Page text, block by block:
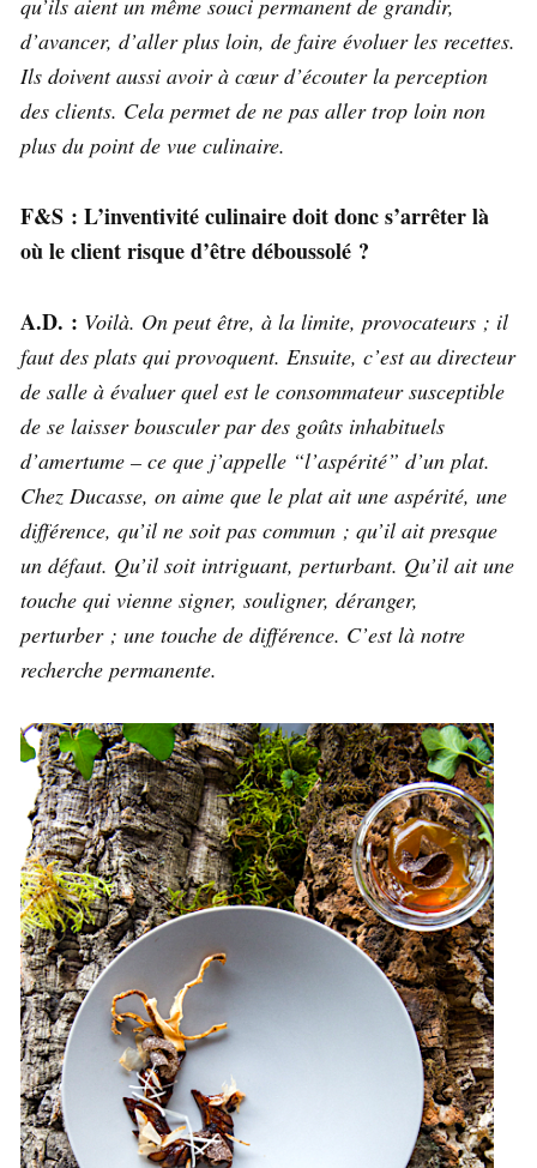
d’avancer, d’aller plus loin, de faire évoluer les recettes.
Ils doivent aussi avoir à cœur d’écouter la perception
des clients. Cela permet de ne pas aller trop loin non
plus du point de vue culinaire.
F&S : L’inventivité culinaire doit donc s’arrêter là
où le client risque d’être déboussolé ?
A.D. : Voilà. On peut être, à la limite, provocateurs ; il
faut des plats qui provoquent. Ensuite, c’est au directeur
de salle à évaluer quel est le consommateur susceptible
de se laisser bousculer par des goûts inhabituels
d’amertume – ce que j’appelle “l’aspérité” d’un plat.
Chez Ducasse, on aime que le plat ait une aspérité, une
différence, qu’il ne soit pas commun ; qu’il ait presque
un défaut. Qu’il soit intriguant, perturbant. Qu’il ait une
touche qui vienne signer, souligner, déranger,
perturber ; une touche de différence. C’est là notre
recherche permanente.